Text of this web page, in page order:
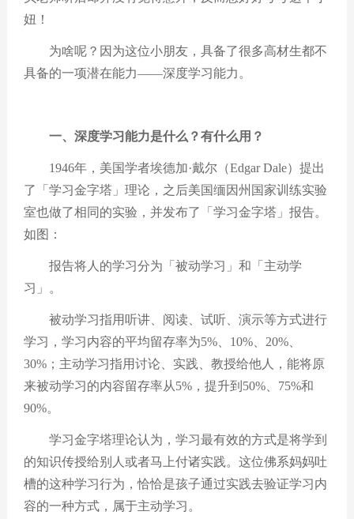
妞！
为啥呢？因为这位小朋友，具备了很多高材生都不
具备的一项潜在能力——深度学习能力。
一、深度学习能力是什么？有什么用？
1946年，美国学者埃德加·戴尔（Edgar Dale）提出
了「学习金字塔」理论，之后美国缅因州国家训练实验
室也做了相同的实验，并发布了「学习金字塔」报告。
如图：
报告将人的学习分为「被动学习」和「主动学
习」。
被动学习指用听讲、阅读、试听、演示等方式进行
学习，学习内容的平均留存率为5% 10% 20%
30% ；主动学习指用讨论、实践、教授给他人，能将原
来被动学习的内容留存率从5% ，提升到 50% 75%和
90%。
学习金字塔理论认为，学习最有效的方式是将学到
的知识传授给别人或者马上付诸实践。这位佛系妈妈吐
槽的这种学习行为，恰恰是孩子通过实践去验证学习内
容的一种方式，属于主动学习。